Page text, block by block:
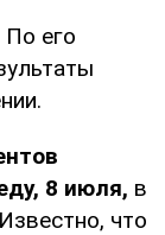
По его
8 июля, в
что